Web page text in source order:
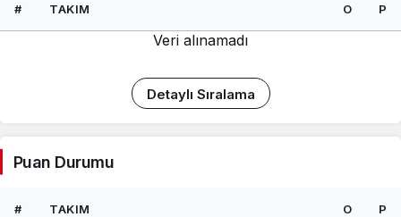
# TAKIM O P
Veri alınamadı
Detaylı Sıralama
Puan Durumu
# TAKIM O P